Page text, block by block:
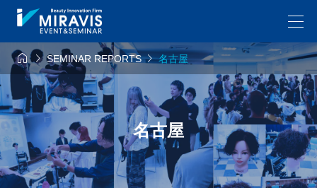
SEMINAR REPORTS名古屋
名古屋